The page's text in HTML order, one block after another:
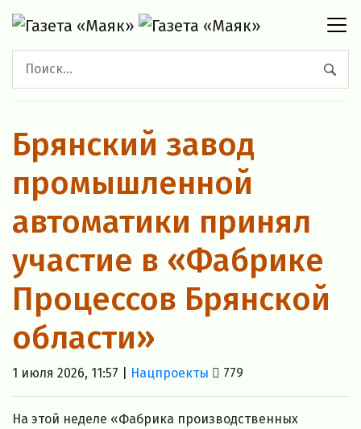
Брянский завод
промышленной
автоматики принял
участие в «Фабрике
Процессов Брянской
области»
1 июля 2026, 11:57 | Нацпроекты 779
На этой неделе «Фабрика производственных